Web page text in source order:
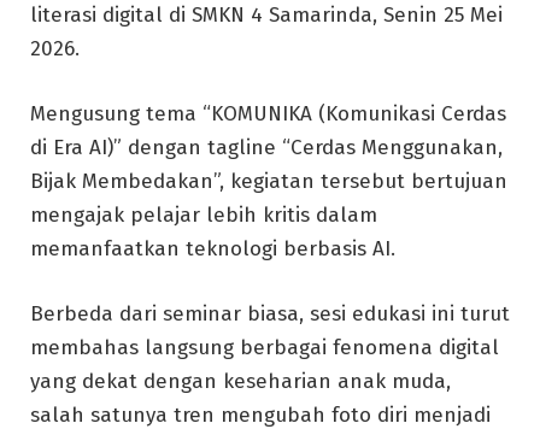
literasi digital di SMKN 4 Samarinda, Senin 25 Mei
2026.
Mengusung tema “KOMUNIKA (Komunikasi Cerdas
di Era AI)” dengan tagline “Cerdas Menggunakan,
Bijak Membedakan”, kegiatan tersebut bertujuan
mengajak pelajar lebih kritis dalam
memanfaatkan teknologi berbasis AI.
Berbeda dari seminar biasa, sesi edukasi ini turut
membahas langsung berbagai fenomena digital
yang dekat dengan keseharian anak muda,
salah satunya tren mengubah foto diri menjadi